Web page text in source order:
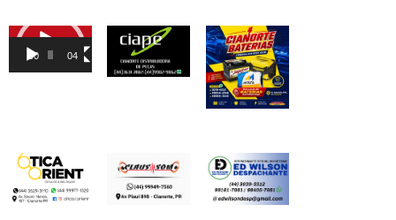
Tocador
vídeo
00:00 04:46